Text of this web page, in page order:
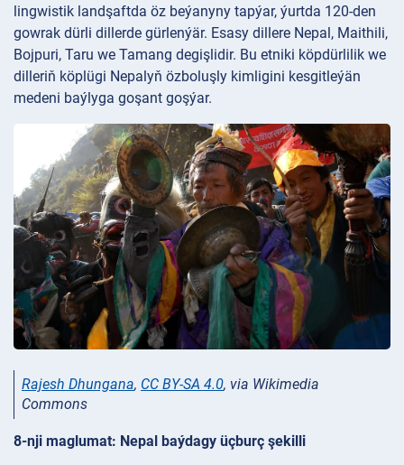
lingwistik landşaftda öz beýanyny tapýar, ýurtda 120-den
gowrak dürli dillerde gürlenýär. Esasy dillere Nepal, Maithili,
Bojpuri, Taru we Tamang degişlidir. Bu etniki köpdürlilik we
dilleriň köplügi Nepalyň özboluşly kimligini kesgitleýän
medeni baýlyga goşant goşýar.
Rajesh Dhungana, CC BY-SA 4.0, via Wikimedia
Commons
8-nji maglumat: Nepal baýdagy üçburç şekilli